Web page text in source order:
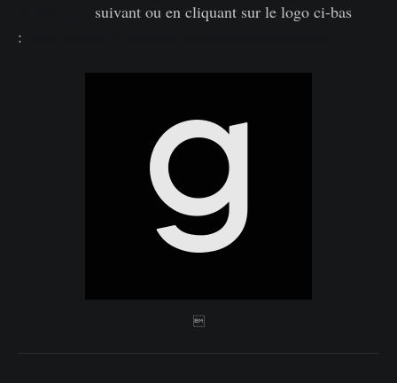
suivant ou en cliquant sur le logo ci-bas
:
